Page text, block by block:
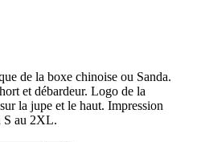
de la boxe chinoise ou Sanda.
et débardeur. Logo de la
la jupe et le haut. Impression
S au 2XL.